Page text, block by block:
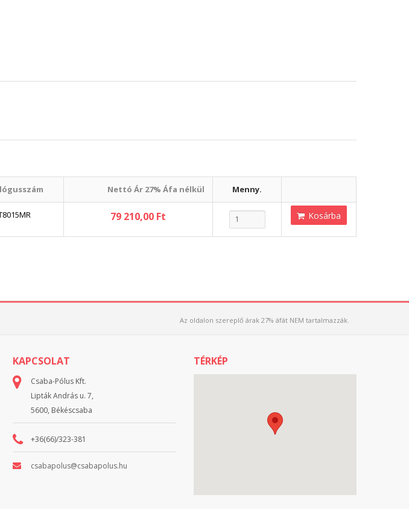
Nettó Ár 27% Áfa nélkül Menny.
79 210,00 Ft Kosárba
Az oldalon szereplő árak 27% áfát NEM tartalmazzák.
KAPCSOLAT
Csaba-Pólus Kft.
Lipták András u. 7,
5600, Békéscsaba
+36(66)/323-381
csabapolus@csabapolus.hu
TÉRKÉP